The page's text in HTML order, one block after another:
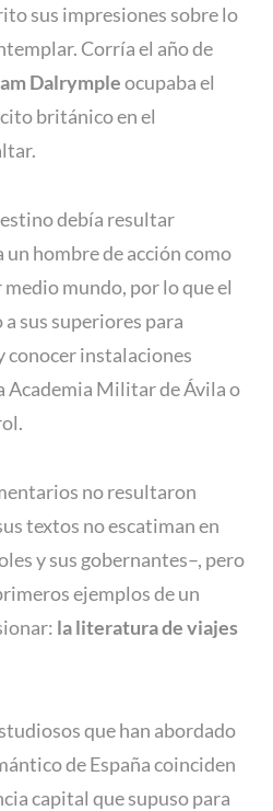
sus impresiones sobre lo
Corría el año de
Dalrympleocupaba el
británico en el
debía resultar
un hombre de acción como
mundo, por lo que el
sus superiores para
conocer instalaciones
Academia Militar de Ávila o
no resultaron
textos no escatiman en
y sus gobernantes–, pero
ejemplos de un
la literatura de viajes
que han abordado
de España coinciden
capital que supuso para